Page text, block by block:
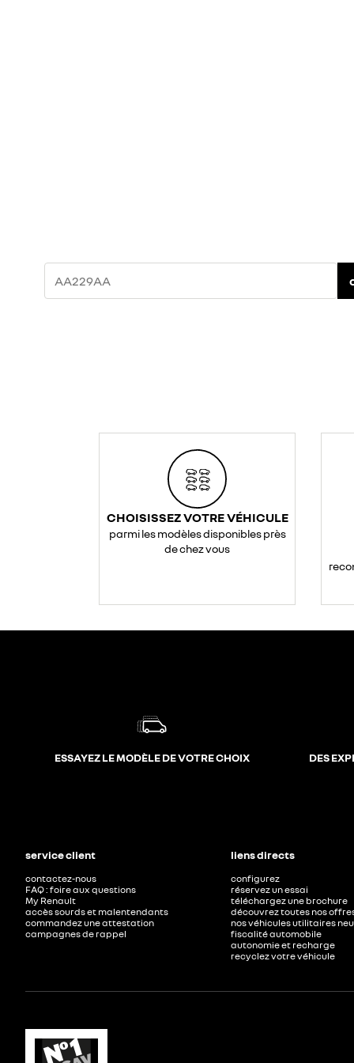
CHOISISSEZ VOTRE VÉHICULE
parmi les modèles disponibles près
de chez vous
ESSAYEZ LE MODÈLE DE VOTRE CHOIX DES
service client
contactez-nous
FAQ : foire aux questions
My Renault
accès sourds et malentendants
commandez une attestation
campagnes de rappel
liens directs
configurez
réservez un essai
téléchargez une brochure
découvrez toutes nos
nos véhicules utilitaires
fiscalité automobile
autonomie et recharge
recyclez votre véhicule